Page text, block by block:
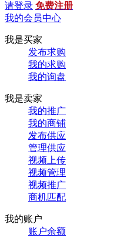
请登录 免费注册
我的会员中心
我是买家
发布求购
我的求购
我的询盘
我是卖家
我的推广
我的商铺
发布供应
管理供应
视频上传
视频管理
视频推广
商机匹配
我的账户
账户余额